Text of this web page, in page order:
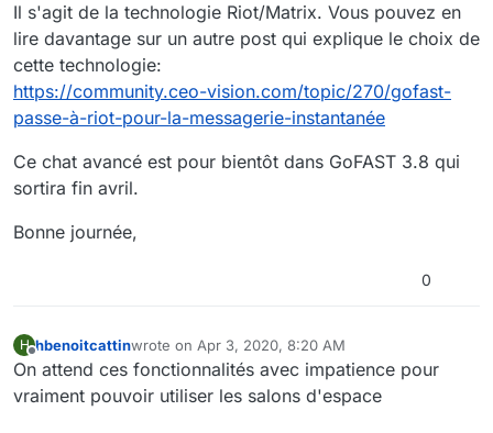
Il s'agit de la technologie Riot/Matrix. Vous pouvez en
lire davantage sur un autre post qui explique le choix de
cette technologie:
https://community.ceo-vision.com/topic/270/gofast-
passe-à-riot-pour-la-messagerie-instantanée
Ce chat avancé est pour bientôt dans GoFAST 3.8 qui
sortira fin avril.
Bonne journée,
0
H
Offline
hbenoitcattinwrote on Apr 3, 2020, 8:20 AM
last edited by
On attend ces fonctionnalités avec impatience pour
vraiment pouvoir utiliser les salons d'espace